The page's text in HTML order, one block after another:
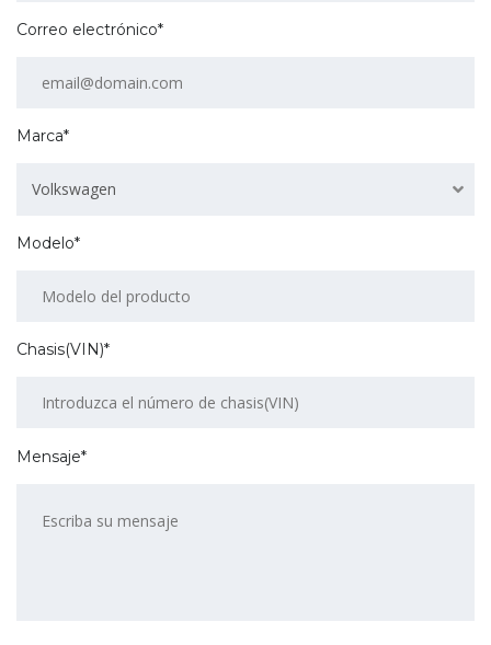
Correo electrónico*
Marca*
Volkswagen
Modelo*
Chasis(VIN)*
Mensaje*